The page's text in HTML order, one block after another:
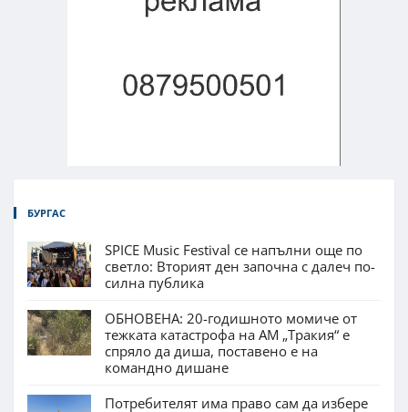
БУРГАС
SPICE Music Festival се напълни още по
светло: Вторият ден започна с далеч по-
силна публика
ОБНОВЕНА: 20-годишното момиче от
тежката катастрофа на АМ „Тракия“ е
спряло да диша, поставено е на
командно дишане
Потребителят има право сам да избере